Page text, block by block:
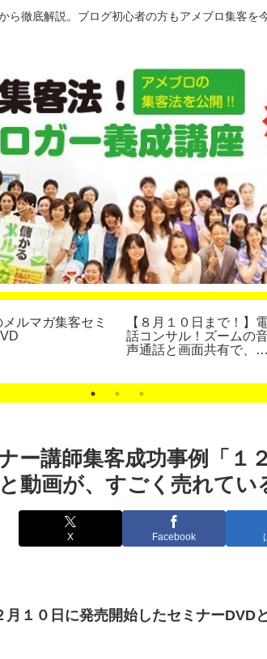
ら徹底解説。ブログ初心者の方もアメブロ集客を
ルマガ集客セミ
【８月１０日まで！】電
話コンサル！ズームの
声通話と画面共有で、集
ー講師集客成功事例「１
動画が、すごく売れてい
X Facebook
１０日に発売開始したセミナーDVD